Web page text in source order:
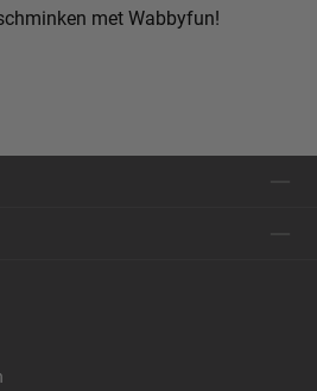
met Wabbyfun!